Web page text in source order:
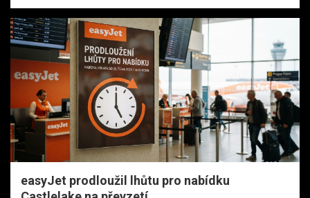
easyJet prodloužil lhůtu pro nabídku